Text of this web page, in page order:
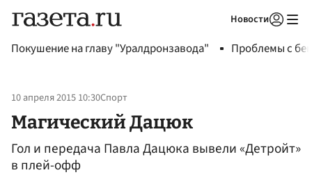
Новости
Покушение на главу "Уралдронзавода" Проблемы с
10 апреля 2015 10:30Спорт
Магический Дацюк
Гол и передача Павла Дацюка вывели «Детройт»
в плей-офф